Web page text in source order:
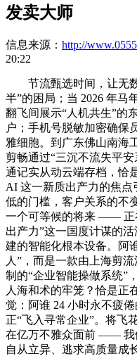
发卖大师
信息来源： http://
20:22
节流甄选时间，让无数
半”的困局；当 2026 年马
翻飞间展示“人机共生”的
户；手机号脱敏加密确保
雅细胞。到广东佛山南海
剪畅通过“三沉不流失平
通记实从动云端存档，恰
AI 这一新质出产力的焦
低的门槛，客户关系的不
一个可等候的将来 —— 正
出产力”这一国度计谋的
建的智能化根本设备。阿
人”，而是一款由上海剪
制的“企业智能操做系统”
人海和术的牢笼？恰是正
觉：阿谁 24 小时永不疲
正“飞入寻常企业”。将飞
在亿万不雅众面前 —— 我
自从立异、逃求高质量